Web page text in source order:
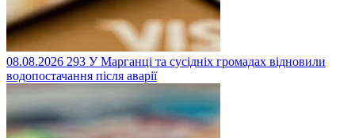
08.08.2026 293 У Марганці та сусідніх громадах відновили
водопостачання після аварії